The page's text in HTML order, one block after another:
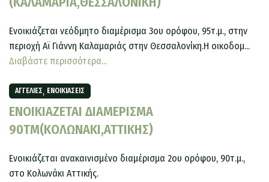
Ενοικιάζεται νεόδμητο διαμέρισμα 3ου ορόφου, 95τ.μ., στην
περιοχή Αϊ Γιάννη Καλαμαριάς στην Θεσσαλονίκη.Η οικοδομ...
Διαβάστε περισσότερα...
ΑΓΓΕΛΊΕΣ, ΕΝΟΙΚΙΆΣΕΙΣ
ΕΝΟΙΚΙΑΖΕΤΑΙ ΔΙΑΜΕΡΙΣΜΑ
90ΤΜ(ΚΟΛΩΝΑΚΙ,ΑΤΤΙΚΗΣ)
Ενοικιάζεται ανακαινισμένο διαμέρισμα 2ου ορόφου, 90τ.μ.,
στο Κολωνάκι Αττικής.